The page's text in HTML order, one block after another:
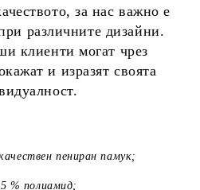
за нас важно е
различните дизайни.
клиенти могат чрез
и изразят своята
пениран памук;
% полиамид;